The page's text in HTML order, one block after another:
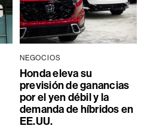
NEGOCIOS
Honda eleva su
previsión de ganancias
por el yen débil y la
demanda de híbridos en
EE.UU.